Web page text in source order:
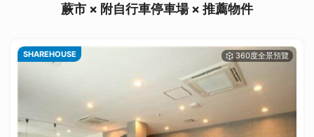
蕨市 × 附自行車停車場 × 推薦物件
SHAREHOUSE